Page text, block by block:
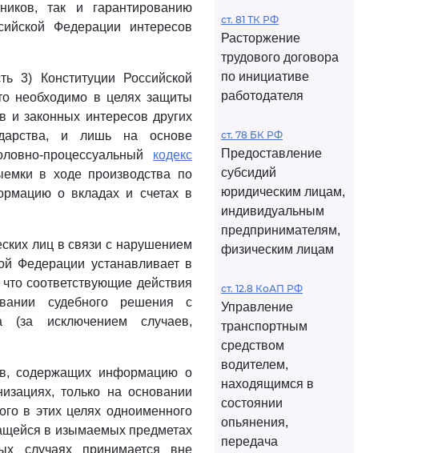
так и гарантированию
Федерации интересов
3) Конституции Российской
необходимо в целях защиты
и законных интересов других
и лишь на основе
процессуальный кодекс
в ходе производства по
о вкладах и счетах в
лиц в связи с нарушением
Федерации устанавливает в
соответствующие действия
судебного решения с
(за исключением случаев,
содержащих информацию о
только на основании
в этих целях одноименного
в изымаемых предметах
случаях принимается вне
ст. 81 ТК РФ
Расторжение
трудового договора
по инициативе
работодателя
ст. 78 БК РФ
Предоставление
субсидий
юридическим лицам,
индивидуальным
предпринимателям,
физическим лицам
ст. 12.8 КоАП РФ
Управление
транспортным
средством
водителем,
находящимся в
состоянии
опьянения,
передача